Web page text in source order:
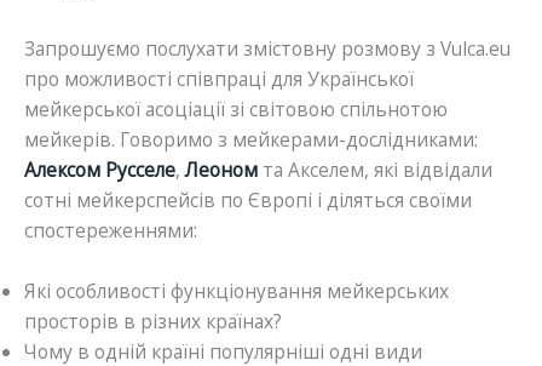
Запрошуємо послухати змістовну розмову з Vulca.eu
про можливості співпраці для Української
мейкерської асоціації зі світовою спільнотою
мейкерів. Говоримо з мейкерами-дослідниками:
Алексом Русселе,Леоном та Акселем, які відвідали
сотні мейкерспейсів по Європі і діляться своїми
спостереженнями:
Які особливості функціонування мейкерських
просторів в різних країнах?
Чому в одній країні популярніші одні види